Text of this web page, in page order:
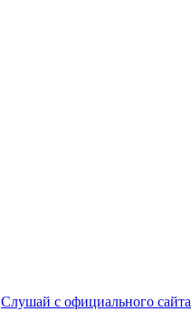
Слушай с официального сайта